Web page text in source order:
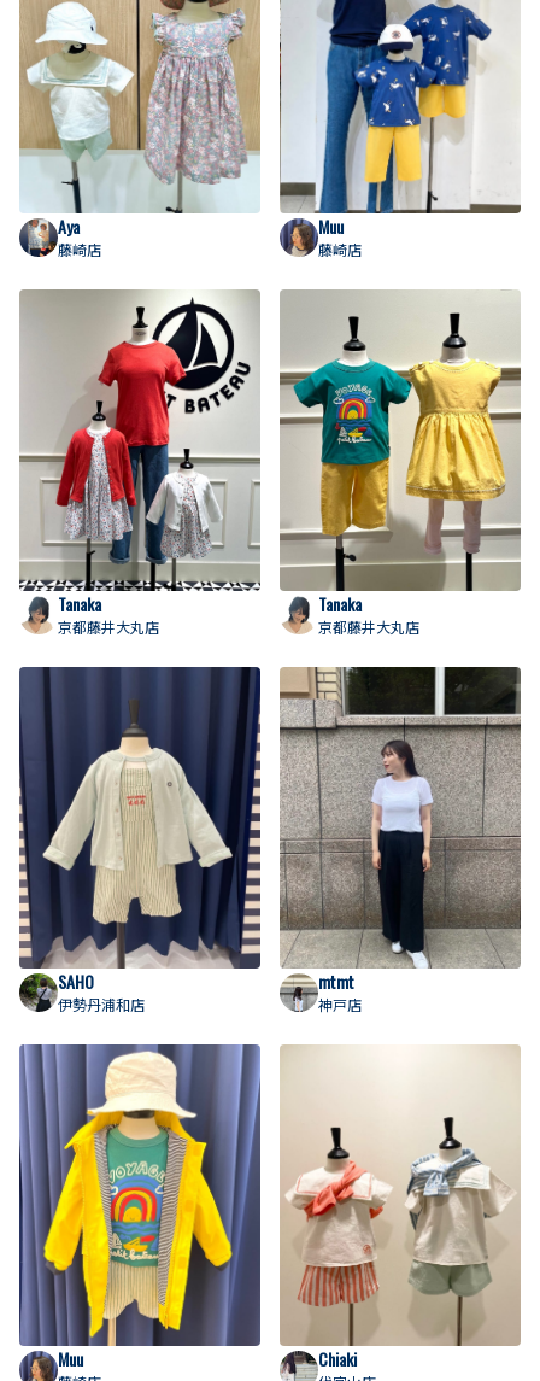
Aya
藤崎店
Muu
藤崎店
Tanaka
京都藤井大丸店
Tanaka
京都藤井大丸店
SAHO
伊勢丹浦和店
mtmt
神戸店
Muu Chiaki